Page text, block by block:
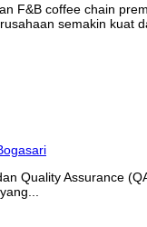
F&B coffee chain
semakin kuat
Quality Assurance